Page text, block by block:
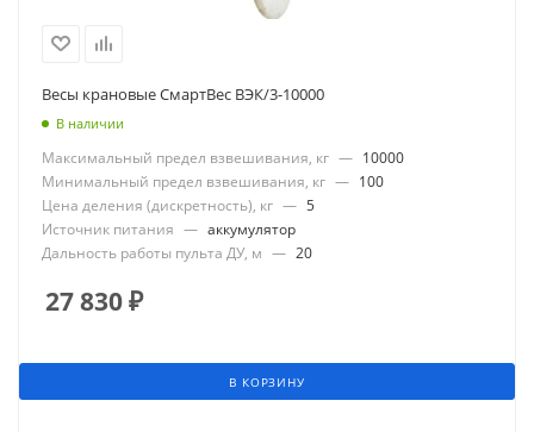
Весы крановые СмартВес ВЭК/3-10000
В наличии
Максимальный предел взвешивания, кг — 10000
Минимальный предел взвешивания, кг — 100
Цена деления (дискретность), кг — 5
Источник питания — аккумулятор
Дальность работы пульта ДУ, м — 20
27 830₽
В КОРЗИНУ